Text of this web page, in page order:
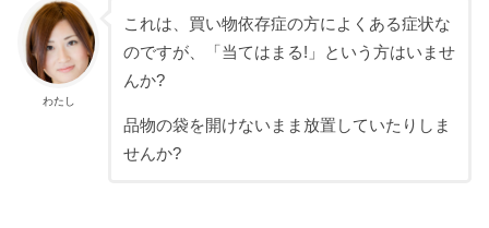
わたし
これは、買い物依存症の方によくある症状な
のですが、「当てはまる!」という方はいませ
んか?
品物の袋を開けないまま放置していたりしま
せんか?